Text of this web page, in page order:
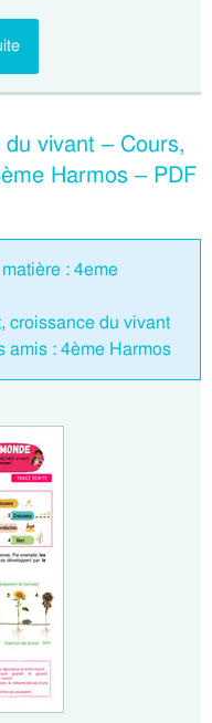
vivant – Cours,
Harmos – PDF
: 4eme
croissance du vivant
amis : 4ème Harmos